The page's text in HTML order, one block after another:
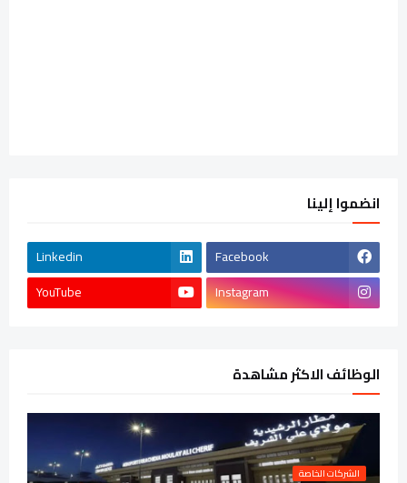
انضموا إلينا
Facebook
Linkedin
Instagram
YouTube
الوظائف الاكثر مشاهدة
الشركات الخاصة